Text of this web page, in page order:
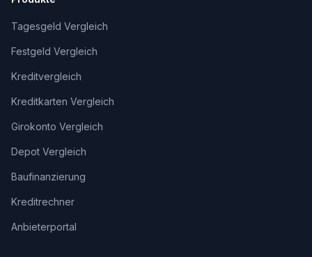
Tagesgeld Vergleich
Festgeld Vergleich
Kreditvergleich
Kreditkarten Vergleich
Girokonto Vergleich
Depot Vergleich
Baufinanzierung
Kreditrechner
Anbieterportal